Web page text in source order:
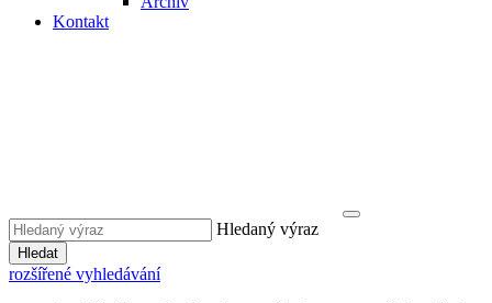
Kontakt
Hledaný výraz
Hledat
rozšířené vyhledávání